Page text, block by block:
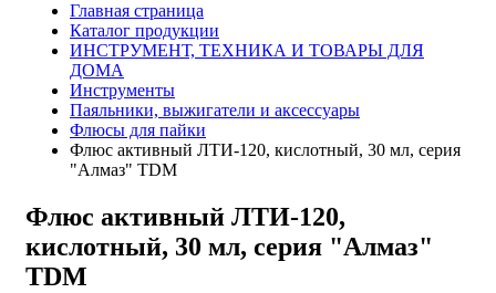
Главная страница
Каталог продукции
ИНСТРУМЕНТ, ТЕХНИКА И ТОВАРЫ ДЛЯ
ДОМА
Инструменты
Паяльники, выжигатели и аксессуары
Флюсы для пайки
Флюс активный ЛТИ-120, кислотный, 30 мл, серия
"Алмаз" TDM
Флюс активный ЛТИ-120,
кислотный, 30 мл, серия "Алмаз"
TDM